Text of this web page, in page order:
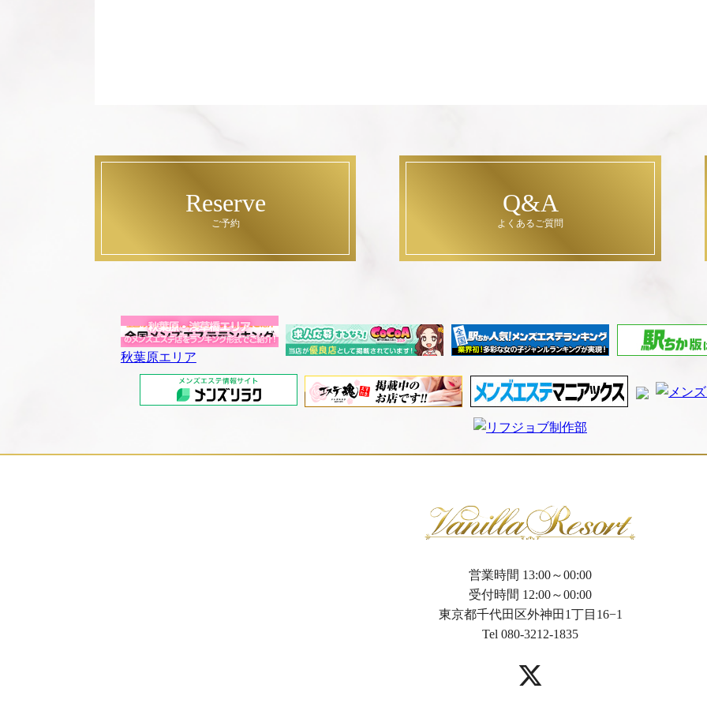
Reserve
ご予約
Q&A
よくあるご質問
秋葉原エリア
営業時間 13:00～00:00
受付時間 12:00～00:00
東京都千代田区外神田1丁目16−1
Tel 080-3212-1835